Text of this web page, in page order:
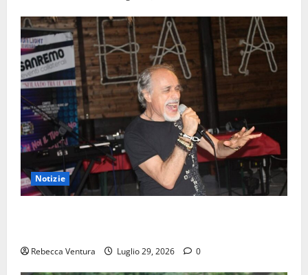
Notizie
Rebecca Ventura Luglio 29, 2026 0